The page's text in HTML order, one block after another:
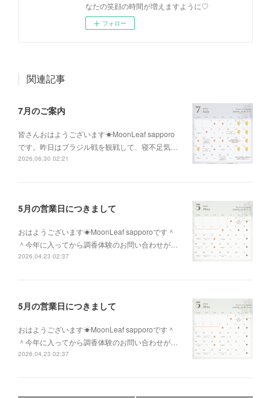
なたの笑顔の時間が増えますように♡
フォロー
関連記事
7月のご案内
皆さんおはようございます☀MoonLeaf sapporo
です。昨日はブラジル戦を観戦して、寝不足気…
2026.06.30 02:21
5月の営業日につきまして
おはようございます☀MoonLeaf sapporoです＾
＾今年に入ってから調香体験のお問い合わせが…
2026.04.23 02:37
5月の営業日につきまして
おはようございます☀MoonLeaf sapporoです＾
＾今年に入ってから調香体験のお問い合わせが…
2026.04.23 02:37